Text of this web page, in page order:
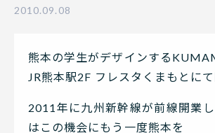
2010.09.08
熊本の学生がデザインする
JR熊本駅2F フレスタくまもとにて
2011年に九州新幹線が前線開業
はこの機会にもう一度熊本を